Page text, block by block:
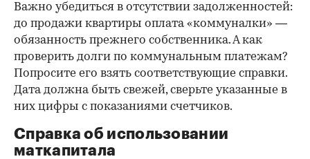
Важно убедиться в отсутствии задолженностей:
до продажи квартиры оплата «коммуналки» —
обязанность прежнего собственника. А как
проверить долги по коммунальным платежам?
Попросите его взять соответствующие справки.
Дата должна быть свежей, сверьте указанные в
них цифры с показаниями счетчиков.
Справка об использовании
маткапитала